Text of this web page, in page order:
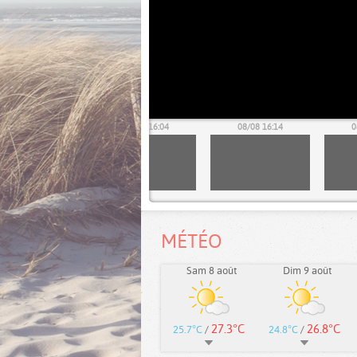
08/08 15:54 08/08 16:04 08/08 16:14
MÉTÉO
Sam 8 août
25.7°C / 27.3°C
Dim 9 août
24.8°C / 26.8°C